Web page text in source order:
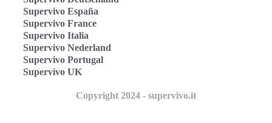
Supervivo España
Supervivo France
Supervivo Italia
Supervivo Nederland
Supervivo Portugal
Supervivo UK
Copyright 2024 - supervivo.it